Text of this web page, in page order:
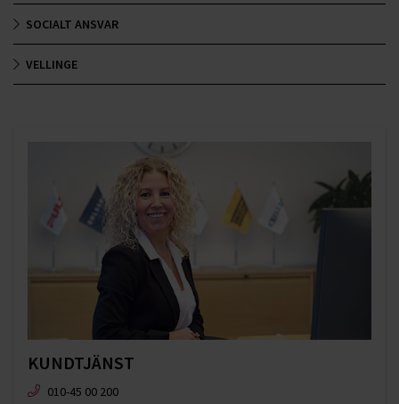
SOCIALT ANSVAR
VELLINGE
KUNDTJÄNST
010-45 00 200​